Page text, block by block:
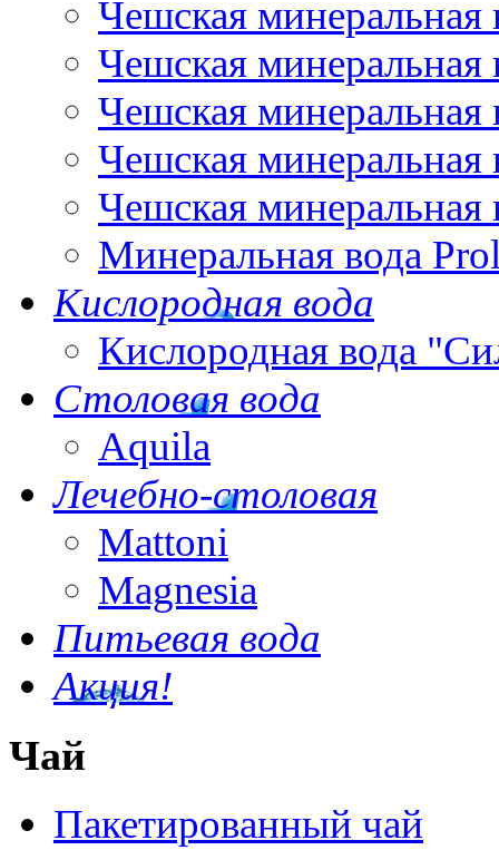
Чешская минеральная
Чешская минеральная
Чешская минеральная
Чешская минеральная
Чешская минеральная
Минеральная вода
Кислородная вода
Кислородная вода
Столовая вода
Aquila
Лечебно-столовая
Mattoni
Magnesia
Питьевая вода
Акция!
Чай
Пакетированный чай